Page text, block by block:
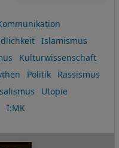
Islamismus
Kulturwissenschaft
Politik
Rassismus
Utopie
I:MK